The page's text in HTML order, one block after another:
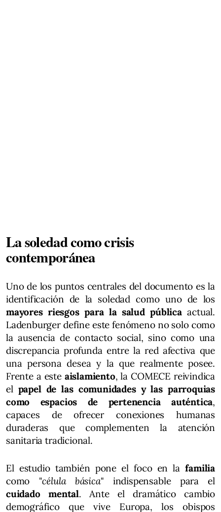
La soledad como crisis
contemporánea
Uno de los puntos centrales del documento es la
identificación de la soledad como uno de los
mayores riesgos para la salud públicaactual.
Ladenburger define este fenómeno no solo como
la ausencia de contacto social, sino como una
discrepancia profunda entre la red afectiva que
una persona desea y la que realmente posee.
Frente a este aislamiento, la COMECE reivindica
el papel de las comunidades y las parroquias
como espacios de pertenencia auténtica,
capaces de ofrecer conexiones humanas
duraderas que complementen la atención
sanitaria tradicional.
El estudio también pone el foco en lafamilia
como "célula básica" indispensable para el
cuidado mental. Ante el dramático cambio
demográfico que vive Europa, los obispos